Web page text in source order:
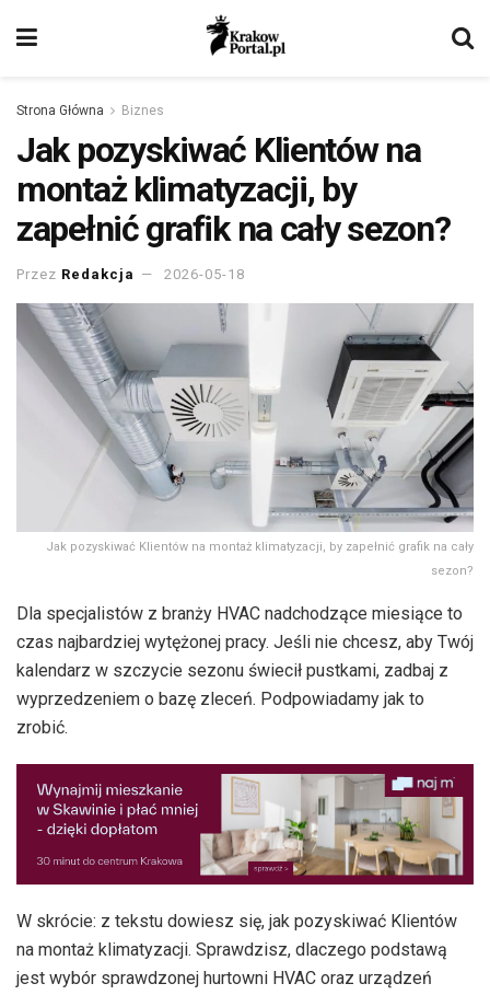
Strona Główna Biznes
Jak pozyskiwać Klientów na
montaż klimatyzacji, by
zapełnić grafik na cały sezon?
Przez Redakcja 2026-05-18
Jak pozyskiwać Klientów na montaż klimatyzacji, by zapełnić grafik na cały
sezon?
Dla specjalistów z branży HVAC nadchodzące miesiące to
czas najbardziej wytężonej pracy. Jeśli nie chcesz, aby Twój
kalendarz w szczycie sezonu świecił pustkami, zadbaj z
wyprzedzeniem o bazę zleceń. Podpowiadamy jak to
zrobić.
W skrócie: z tekstu dowiesz się, jak pozyskiwać Klientów
na montaż klimatyzacji. Sprawdzisz, dlaczego podstawą
jest wybór sprawdzonej hurtowni HVAC oraz urządzeń